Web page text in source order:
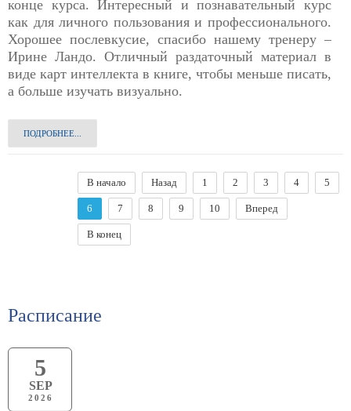
конце курса. Интересный и познавательный курс
как для личного пользования и профессионального.
Хорошее послевкусие, спасибо нашему тренеру –
Ирине Ландо. Отличный раздаточный материал в
виде карт интеллекта в книге, чтобы меньше писать,
а больше изучать визуально.
ПОДРОБНЕЕ...
В начало Назад 1 2 3 4 5
6 7 8 9 10 Вперед
В конец
Расписание
5
SEP
2026